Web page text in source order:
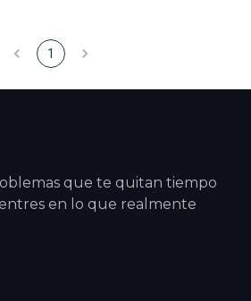
1
que te quitan tiempo
en lo que realmente